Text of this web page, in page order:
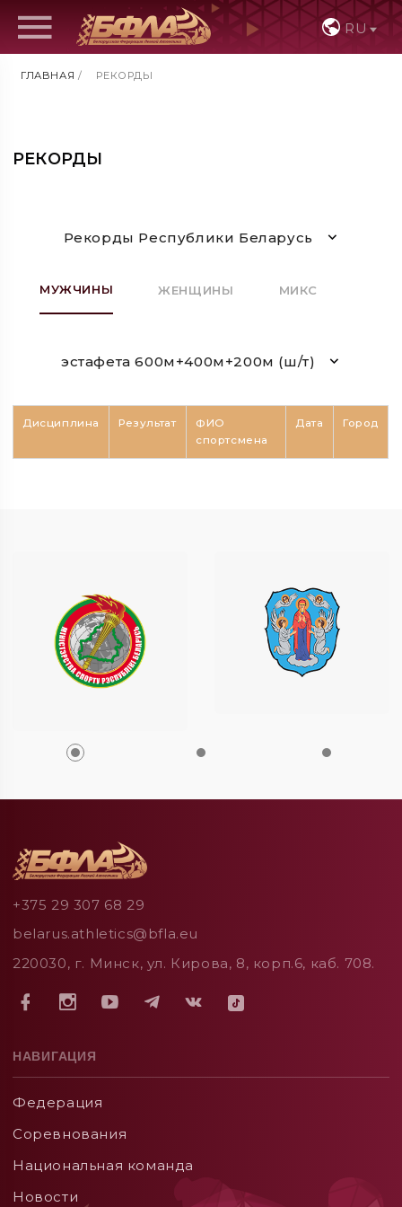
RU
ГЛАВНАЯ / РЕКОРДЫ
РЕКОРДЫ
Рекорды Республики Беларусь
МУЖЧИНЫ ЖЕНЩИНЫ МИКС
эстафета 600м+400м+200м (ш/т)
Дисциплина Результат
ФИО
спортсмена
Дата Город
+375 29 307 68 29
belarus.athletics@bfla.eu
220030, г. Минск, ул. Кирова, 8, корп.6, каб. 708.
НАВИГАЦИЯ
Федерация
Соревнования
Национальная команда
Новости